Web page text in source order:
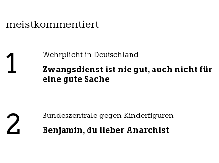
meistkommentiert
1 Wehrplicht in Deutschland
Zwangsdienst ist nie gut, auch nicht für
eine gute Sache
2 Bundeszentrale gegen Kinderfiguren
Benjamin, du lieber Anarchist